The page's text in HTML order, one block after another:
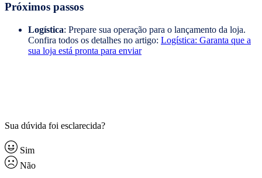
Próximos passos
Logística: Prepare sua operação para o lançamento da loja.
Confira todos os detalhes no artigo: Logística: Garanta que a
sua loja está pronta para enviar
Sua dúvida foi esclarecida?
Sim
Não